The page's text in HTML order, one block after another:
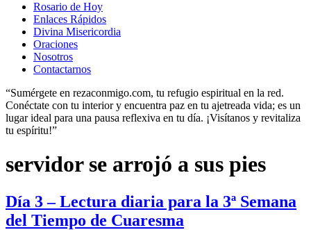
Rosario de Hoy
Enlaces Rápidos
Divina Misericordia
Oraciones
Nosotros
Contactarnos
“Sumérgete en rezaconmigo.com, tu refugio espiritual en la red.
Conéctate con tu interior y encuentra paz en tu ajetreada vida; es un
lugar ideal para una pausa reflexiva en tu día. ¡Visítanos y revitaliza
tu espíritu!”
servidor se arrojó a sus pies
Día 3 – Lectura diaria para la 3ª Semana
del Tiempo de Cuaresma